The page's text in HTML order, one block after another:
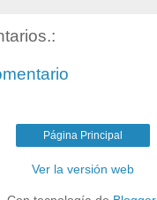
Página Principal
Ver la versión web